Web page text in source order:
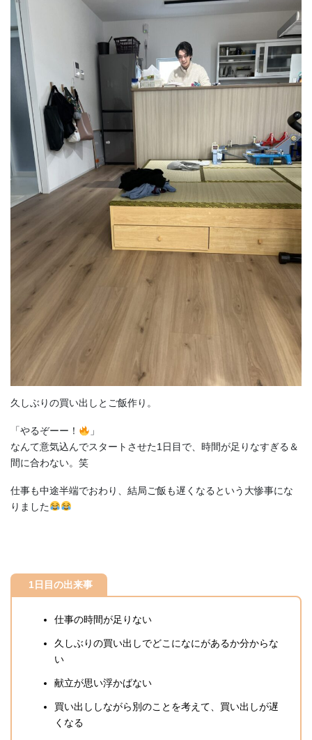
久しぶりの買い出しとご飯作り。
「やるぞーー！
」
なんて意気込んでスタートさせた1日目で、時間が足りなすぎる＆
間に合わない。笑
仕事も中途半端でおわり、結局ご飯も遅くなるという大惨事にな
りました
1日目の出来事
仕事の時間が足りない
久しぶりの買い出しでどこになにがあるか分からな
い
献立が思い浮かばない
買い出ししながら別のことを考えて、買い出しが遅
くなる